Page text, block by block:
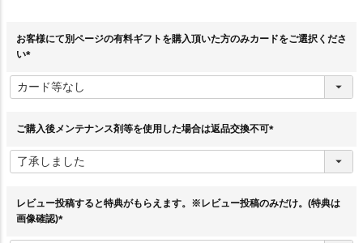
お客様にて別ページの有料ギフトを購入頂いた方のみカードをご選択くださ
い
必
須
ご購入後メンテナンス剤等を使用した場合は返品交換不可
須
レビュー投稿すると特典がもらえます。※レビュー投稿のみだけ。(特典は
画像確認)